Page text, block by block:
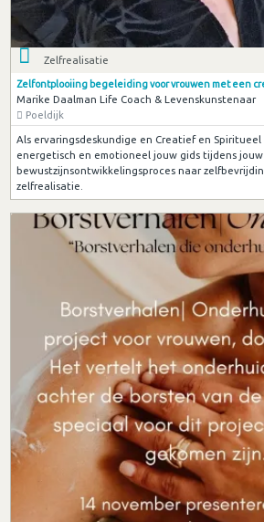
Zelfrealisatie
Zelfontplooiing begeleiding voor vrouwen met een
Marike Daalman Life Coach & Levenskunstenaar
Poeldijk
Als ervaringsdeskundige en Creatief en
energetisch en emotioneel jouw gids tijdens
bewustzijnsontwikkelingsproces naar
zelfrealisatie.